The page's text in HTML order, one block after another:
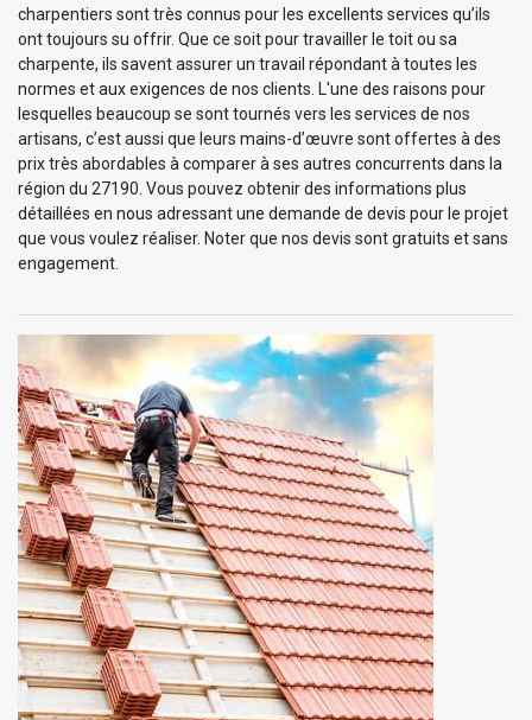
charpentiers sont très connus pour les excellents services qu’ils
ont toujours su offrir. Que ce soit pour travailler le toit ou sa
charpente, ils savent assurer un travail répondant à toutes les
normes et aux exigences de nos clients. L'une des raisons pour
lesquelles beaucoup se sont tournés vers les services de nos
artisans, c’est aussi que leurs mains-d’œuvre sont offertes à des
prix très abordables à comparer à ses autres concurrents dans la
région du 27190. Vous pouvez obtenir des informations plus
détaillées en nous adressant une demande de devis pour le projet
que vous voulez réaliser. Noter que nos devis sont gratuits et sans
engagement.